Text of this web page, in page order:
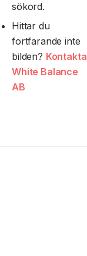
sökord.
Hittar du
fortfarande inte
bilden? Kontakta
White Balance
AB